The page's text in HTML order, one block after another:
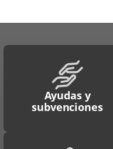
Ayudas y
subvenciones